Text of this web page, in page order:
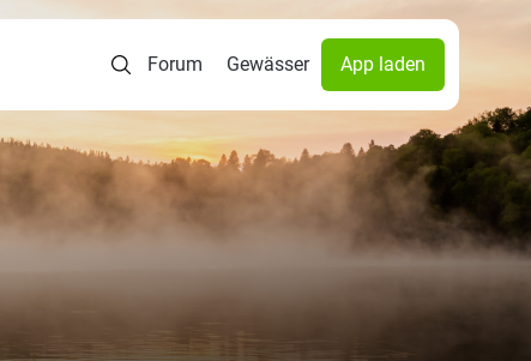
Forum Gewässer App laden